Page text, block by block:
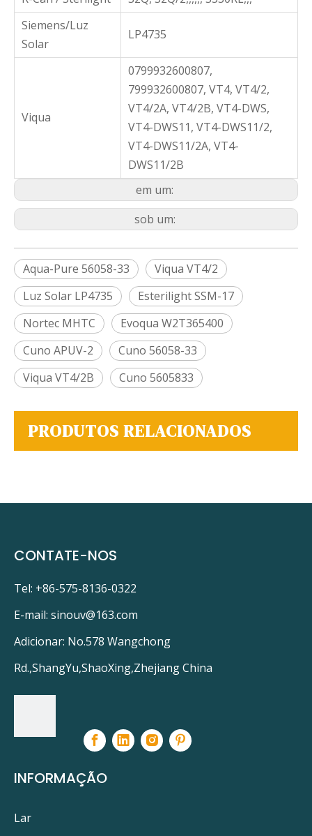
Siemens/Luz
Solar
LP4735
Viqua
0799932600807,
799932600807, VT4, VT4/2,
VT4/2A, VT4/2B, VT4-DWS,
VT4-DWS11, VT4-DWS11/2,
VT4-DWS11/2A, VT4-
DWS11/2B
em um:
sob um:
Aqua-Pure 56058-33
Viqua VT4/2
Luz Solar LP4735
Esterilight SSM-17
Nortec MHTC
Evoqua W2T365400
Cuno APUV-2
Cuno 56058-33
Viqua VT4/2B
Cuno 5605833
PRODUTOS RELACIONADOS
CONTATE-NOS
Tel: +86-575-8136-0322
E-mail: sinouv@163.com
Adicionar: No.578 Wangchong
Rd.,ShangYu,ShaoXing,Zhejiang China
INFORMAÇÃO
Lar